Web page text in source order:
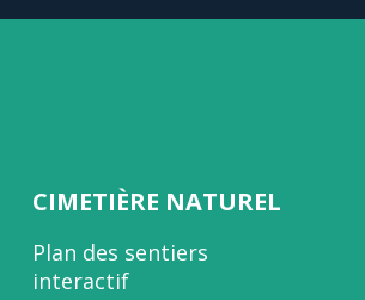
CIMETIÈRE NATUREL
Plan des sentiers
interactif